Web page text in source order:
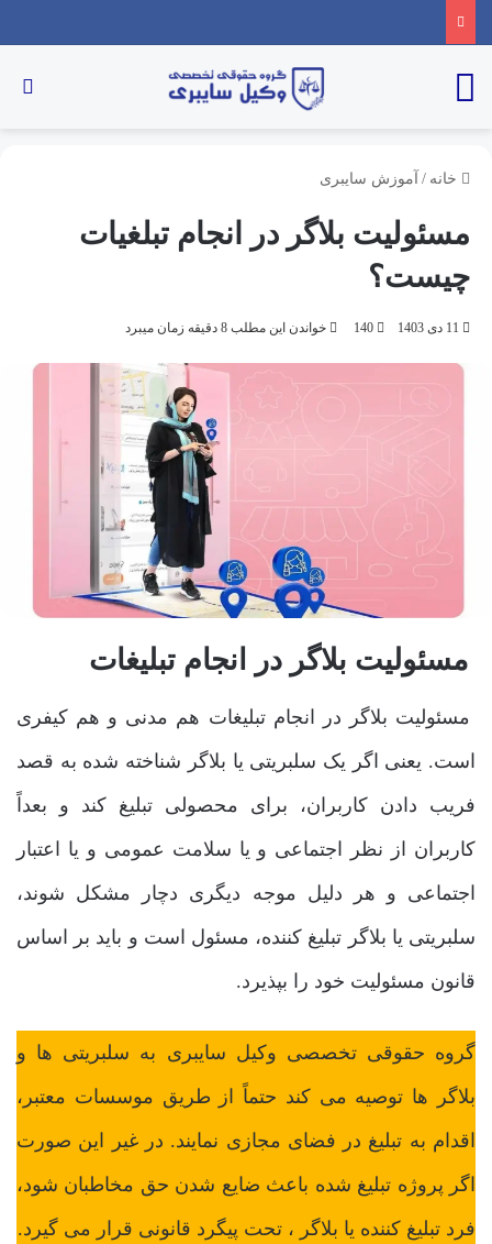
خانه / آموزش سایبری
مسئولیت بلاگر در انجام تبلغیات
چیست؟
11 دی 1403 140 خواندن این مطلب 8 دقیقه زمان میبرد
مسئولیت بلاگر در انجام تبلیغات
مسئولیت بلاگر در انجام تبلیغات هم مدنی و هم کیفری
است. یعنی اگر یک سلبریتی یا بلاگر شناخته شده به قصد
فریب دادن کاربران، برای محصولی تبلیغ کند و بعداً
کاربران از نظر اجتماعی و یا سلامت عمومی و یا اعتبار
اجتماعی و هر دلیل موجه دیگری دچار مشکل شوند،
سلبریتی یا بلاگر تبلیغ کننده، مسئول است و باید بر اساس
قانون مسئولیت خود را بپذیرد.
گروه حقوقی تخصصی وکیل سایبری به سلبریتی ‌ها و
بلاگر ها توصیه می‌ کند حتماً از طریق موسسات معتبر،
اقدام به تبلیغ در فضای مجازی نمایند. در غیر این صورت
اگر پروژه تبلیغ شده باعث ضایع شدن حق مخاطبان شود،
فرد تبلیغ کننده یا بلاگر ، تحت پیگرد قانونی قرار می ‌گیرد.